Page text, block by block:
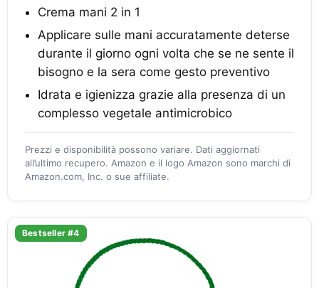
Crema mani 2 in 1
Applicare sulle mani accuratamente deterse
durante il giorno ogni volta che se ne sente il
bisogno e la sera come gesto preventivo
Idrata e igienizza grazie alla presenza di un
complesso vegetale antimicrobico
Prezzi e disponibilità possono variare. Dati aggiornati
all’ultimo recupero. Amazon e il logo Amazon sono marchi di
Amazon.com, Inc. o sue affiliate.
Bestseller #4